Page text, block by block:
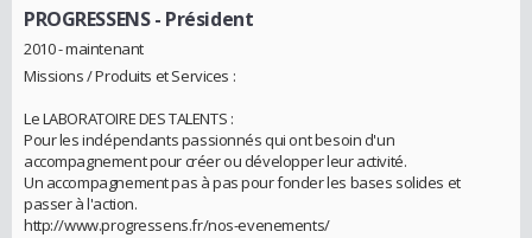
PROGRESSENS- Président
2010 - maintenant
Missions / Produits et Services :
Le LABORATOIRE DES TALENTS :
Pour les indépendants passionnés qui ont besoin d'un
accompagnement pour créer ou développer leur activité.
Un accompagnement pas à pas pour fonder les bases solides et
passer à l'action.
http://www.progressens.fr/nos-evenements/